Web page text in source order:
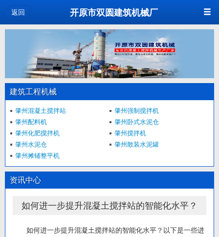
返回 开原市双圆建筑机械厂
建筑工程机械
肇州混凝土搅拌站
肇州强制搅拌机
肇州配料机
肇州卧式水泥仓
肇州化肥搅拌机
肇州搅拌机
肇州水泥仓
肇州散装水泥罐
肇州摊铺整平机
资讯中心
如何进一步提升混凝土搅拌站的智能化水平？
如何进一步提升混凝土搅拌站的智能化水平？ 以下是一些进